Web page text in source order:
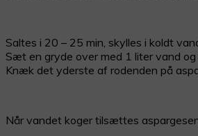
Saltes i 20 – 25 min, skylles i koldt
Sæt en gryde over med 1 liter vand
Knæk det yderste af rodenden på
Når vandet koger tilsættes